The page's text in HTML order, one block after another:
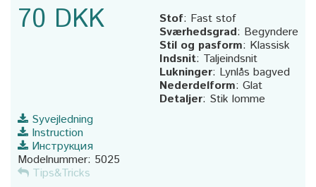
70 DKK Stof: Fast stof
Sværhedsgrad: Begyndere
Stil og pasform: Klassisk
Indsnit: Taljeindsnit
Lukninger: Lynlås bagved
Nederdelform: Glat
Detaljer: Stik lomme
Syvejledning
Instruction
Инструкция
Modelnummer: 5025
Tips&Tricks